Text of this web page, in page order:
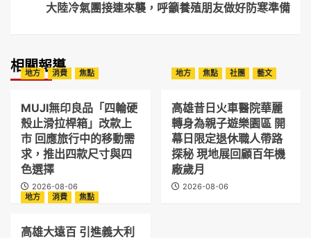
大陸冷氣團接連來襲，呼籲養殖朋友做好防寒準備
相關報導
地方 消費 焦點
MUJI無印良品「四輪硬
殼止滑拉桿箱」改款上
市 回應旅行中的移動需
求，推出四款尺寸與四
色選擇
2026-08-06
地方 焦點 社團 藝文
高雄昔日火車醫院華麗
轉身為親子遊樂園區 開
幕日限定退休職人帶路
探秘 現地展回顧百年機
廠歲月
2026-08-06
地方
消費 焦點
高雄大遠百 引進義大利